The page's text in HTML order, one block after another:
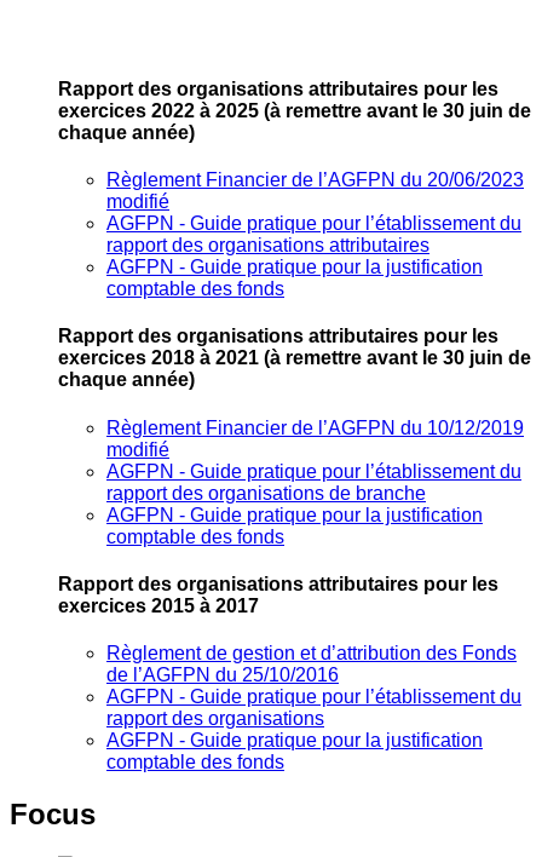
Rapport des organisations attributaires pour les
exercices 2022 à 2025 (à remettre avant le 30 juin de
chaque année)
Règlement Financier de l’AGFPN du 20/06/2023
modifié
AGFPN ‐ Guide pratique pour l’établissement du
rapport des organisations attributaires
AGFPN ‐ Guide pratique pour la justification
comptable des fonds
Rapport des organisations attributaires pour les
exercices 2018 à 2021 (à remettre avant le 30 juin de
chaque année)
Règlement Financier de l’AGFPN du 10/12/2019
modifié
AGFPN ‐ Guide pratique pour l’établissement du
rapport des organisations de branche
AGFPN ‐ Guide pratique pour la justification
comptable des fonds
Rapport des organisations attributaires pour les
exercices 2015 à 2017
Règlement de gestion et d’attribution des Fonds
de l’AGFPN du 25/10/2016
AGFPN ‐ Guide pratique pour l’établissement du
rapport des organisations
AGFPN ‐ Guide pratique pour la justification
comptable des fonds
Focus